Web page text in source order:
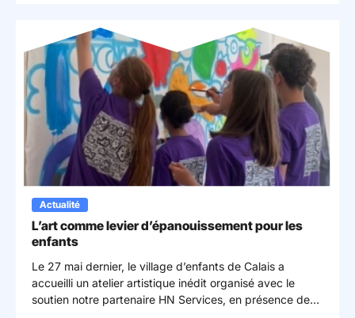
Actualité
L’art comme levier d’épanouissement pour les
enfants
Le 27 mai dernier, le village d’enfants de Calais a
accueilli un atelier artistique inédit organisé avec le
soutien notre partenaire HN Services, en présence de